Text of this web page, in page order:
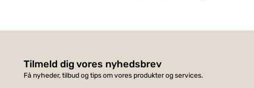
Tilmeld dig vores nyhedsbrev
Få nyheder, tilbud og tips om vores produkter og services.